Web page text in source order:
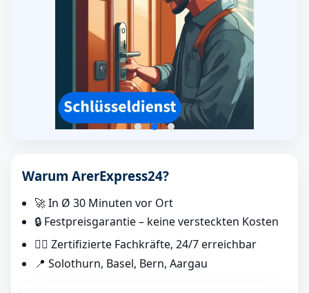
Warum ArerExpress24?
🚀 In Ø 30 Minuten vor Ort
🔒 Festpreisgarantie – keine versteckten Kosten
👷‍♂️ Zertifizierte Fachkräfte, 24/7 erreichbar
📍 Solothurn, Basel, Bern, Aargau